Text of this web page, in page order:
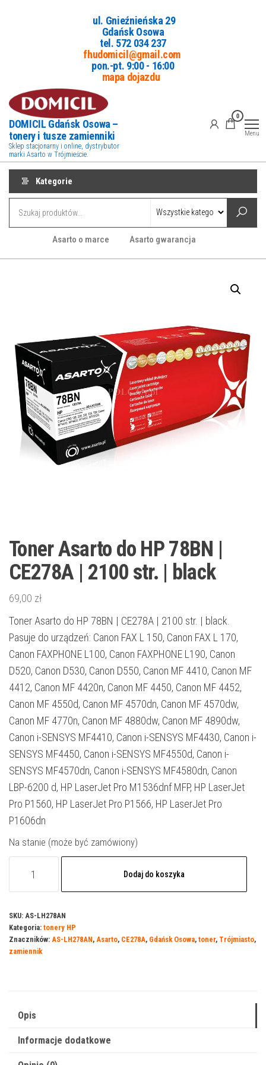
ul. Gnieźnieńska 29
Gdańsk Osowa
tel. 572 034 237
fhudomicil@gmail.com
pon.-pt. 9:00 - 16:00
mapa dojazdu
DOMICIL Gdańsk Osowa –
tonery i tusze zamienniki
Sklep stacjonarny i online, dystrybutor
marki Asarto w Trójmieście.
0
Menu
Kategorie
Asarto o marce Asarto gwarancja
Toner Asarto do HP 78BN |
CE278A | 2100 str. | black
69,00 zł
Toner Asarto do HP 78BN | CE278A | 2100 str. | black.
Pasuje do urządzeń: Canon FAX L 150, Canon FAX L 170,
Canon FAXPHONE L100, Canon FAXPHONE L190, Canon
D520, Canon D530, Canon D550, Canon MF 4410, Canon MF
4412, Canon MF 4420n, Canon MF 4450, Canon MF 4452,
Canon MF 4550d, Canon MF 4570dn, Canon MF 4570dw,
Canon MF 4770n, Canon MF 4880dw, Canon MF 4890dw,
Canon i-SENSYS MF4410, Canon i-SENSYS MF4430, Canon i-
SENSYS MF4450, Canon i-SENSYS MF4550d, Canon i-
SENSYS MF4570dn, Canon i-SENSYS MF4580dn, Canon
LBP-6200 d, HP LaserJet Pro M1536dnf MFP, HP LaserJet
Pro P1560, HP LaserJet Pro P1566, HP LaserJet Pro
P1606dn
Na stanie (może być zamówiony)
do
HP
78BN
2100
Dodaj do koszyka
SKU: AS-LH278AN
Kategoria: tonery HP
Znaczników: AS-LH278AN, Asarto, CE278A, Gdańsk Osowa, toner, Trójmiasto,
zamiennik
Opis
Informacje dodatkowe